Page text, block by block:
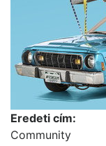
Eredeti cím:
Community